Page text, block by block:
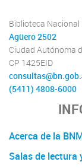
Biblioteca
Agüero 2502
Ciudad Autónoma
CP 1425EID
(5411) 4808-6000
Acerca de la
Salas de lectura